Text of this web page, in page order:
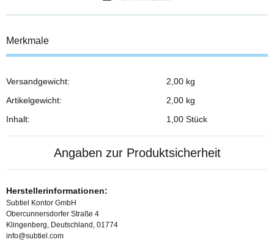
Merkmale
Produkteigenschaft
Wert
Versandgewicht:
2,00 kg
Artikelgewicht:
2,00 kg
Inhalt:
1,00 Stück
Angaben zur Produktsicherheit
Herstellerinformationen:
Subtiel Kontor GmbH
Obercunnersdorfer Straße 4
Klingenberg, Deutschland, 01774
info@subtiel.com